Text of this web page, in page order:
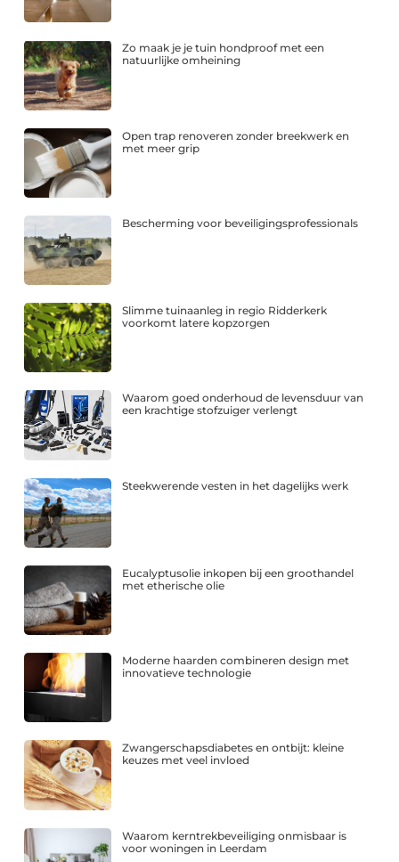
Zo maak je je tuin hondproof met een
natuurlijke omheining
Open trap renoveren zonder breekwerk en
met meer grip
Bescherming voor beveiligingsprofessionals
Slimme tuinaanleg in regio Ridderkerk
voorkomt latere kopzorgen
Waarom goed onderhoud de levensduur van
een krachtige stofzuiger verlengt
Steekwerende vesten in het dagelijks werk
Eucalyptusolie inkopen bij een groothandel
met etherische olie
Moderne haarden combineren design met
innovatieve technologie
Zwangerschapsdiabetes en ontbijt: kleine
keuzes met veel invloed
Waarom kerntrekbeveiliging onmisbaar is
voor woningen in Leerdam